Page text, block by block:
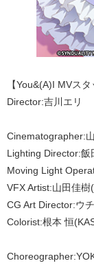
【You&(A)I MVスタ
Director:吉川エリ
Cinematographer:
Lighting Director:飯
Moving Light
VFX Artist:山田佳
CG Art Director:ウ
Colorist:根本 恒